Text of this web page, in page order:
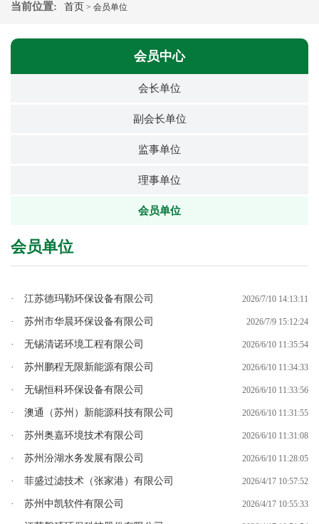
当前位置: 首页 > 会员单位
会员中心
会长单位
副会长单位
监事单位
理事单位
会员单位
会员单位
· 江苏德玛勒环保设备有限公司 2026/7/10 14:13:11
· 苏州市华晨环保设备有限公司 2026/7/9 15:12:24
· 无锡清诺环境工程有限公司 2026/6/10 11:35:54
· 苏州鹏程无限新能源有限公司 2026/6/10 11:34:33
· 无锡恒科环保设备有限公司 2026/6/10 11:33:56
· 澳通（苏州）新能源科技有限公司 2026/6/10 11:31:55
· 苏州奥嘉环境技术有限公司 2026/6/10 11:31:08
· 苏州汾湖水务发展有限公司 2026/6/10 11:28:05
· 菲盛过滤技术（张家港）有限公司 2026/4/17 10:57:52
· 苏州中凯软件有限公司 2026/4/17 10:55:33